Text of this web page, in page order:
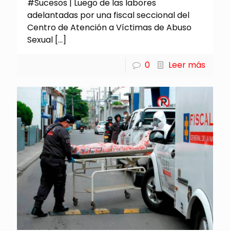
#Sucesos | Luego de las labores
adelantadas por una fiscal seccional del
Centro de Atención a Víctimas de Abuso
Sexual […]
0 Leer más